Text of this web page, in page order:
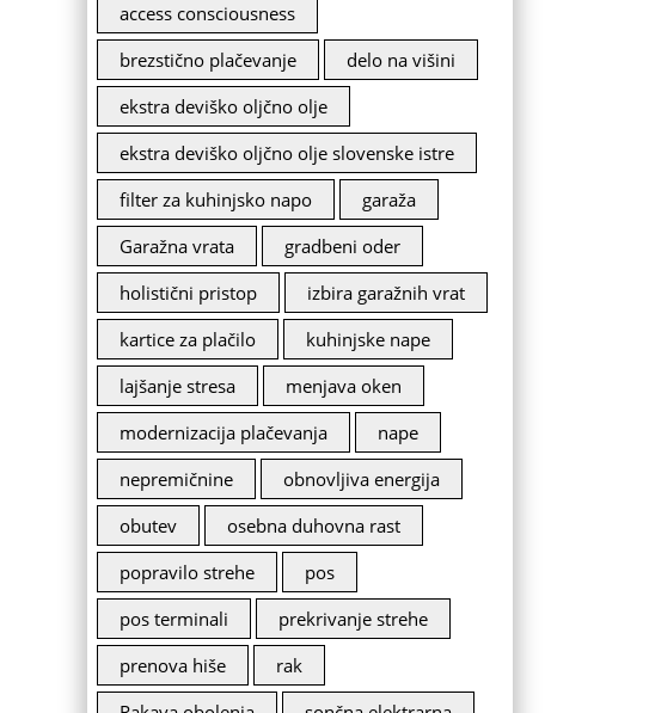
access consciousness
brezstično plačevanje
delo na višini
ekstra deviško oljčno olje
ekstra deviško oljčno olje slovenske istre
filter za kuhinjsko napo
garaža
Garažna vrata
gradbeni oder
holistični pristop
izbira garažnih vrat
kartice za plačilo
kuhinjske nape
lajšanje stresa
menjava oken
modernizacija plačevanja
nape
nepremičnine
obnovljiva energija
obutev
osebna duhovna rast
popravilo strehe
pos
pos terminali
prekrivanje strehe
prenova hiše
rak